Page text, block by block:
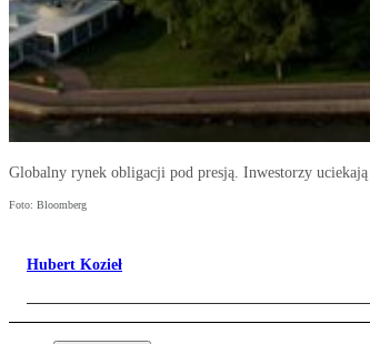
Globalny rynek obligacji pod presją. Inwestorzy
Foto: Bloomberg
Hubert Kozieł